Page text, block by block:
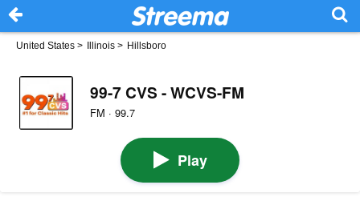
United States > Illinois > Hillsboro
99-7 CVS - WCVS-FM
FM · 99.7
Play